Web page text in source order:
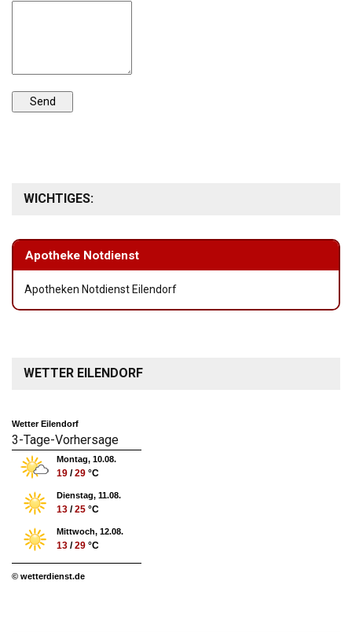
WICHTIGES:
Apotheke Notdienst
Apotheken Notdienst Eilendorf
WETTER EILENDORF
Wetter Eilendorf
3-Tage-Vorhersage
Montag, 10.08.
19 /29 °C
Dienstag, 11.08.
13 /25 °C
Mittwoch, 12.08.
13 /29 °C
© wetterdienst.de